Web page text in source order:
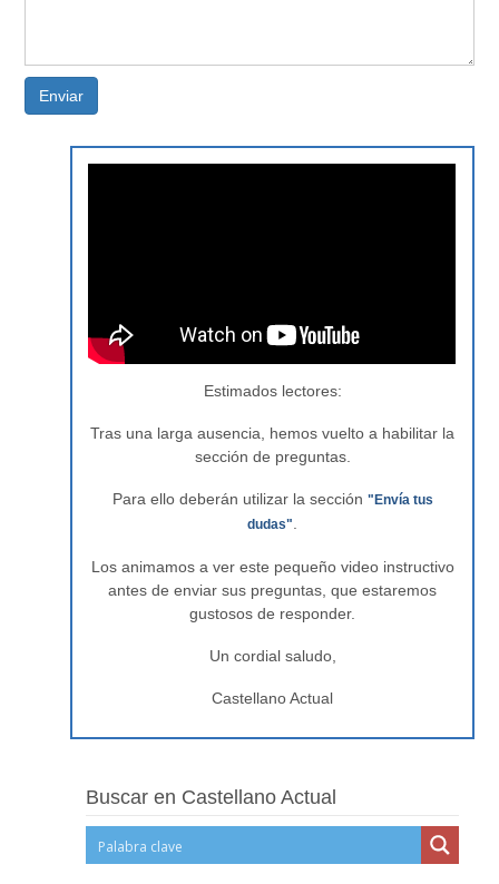
Enviar
Estimados lectores:
Tras una larga ausencia, hemos vuelto a habilitar la
sección de preguntas.
Para ello deberán utilizar la sección "Envía tus
dudas"
Los animamos a ver este pequeño video instructivo
antes de enviar sus preguntas, que estaremos
gustosos de responder.
Un cordial saludo,
Castellano Actual
Buscar en Castellano Actual